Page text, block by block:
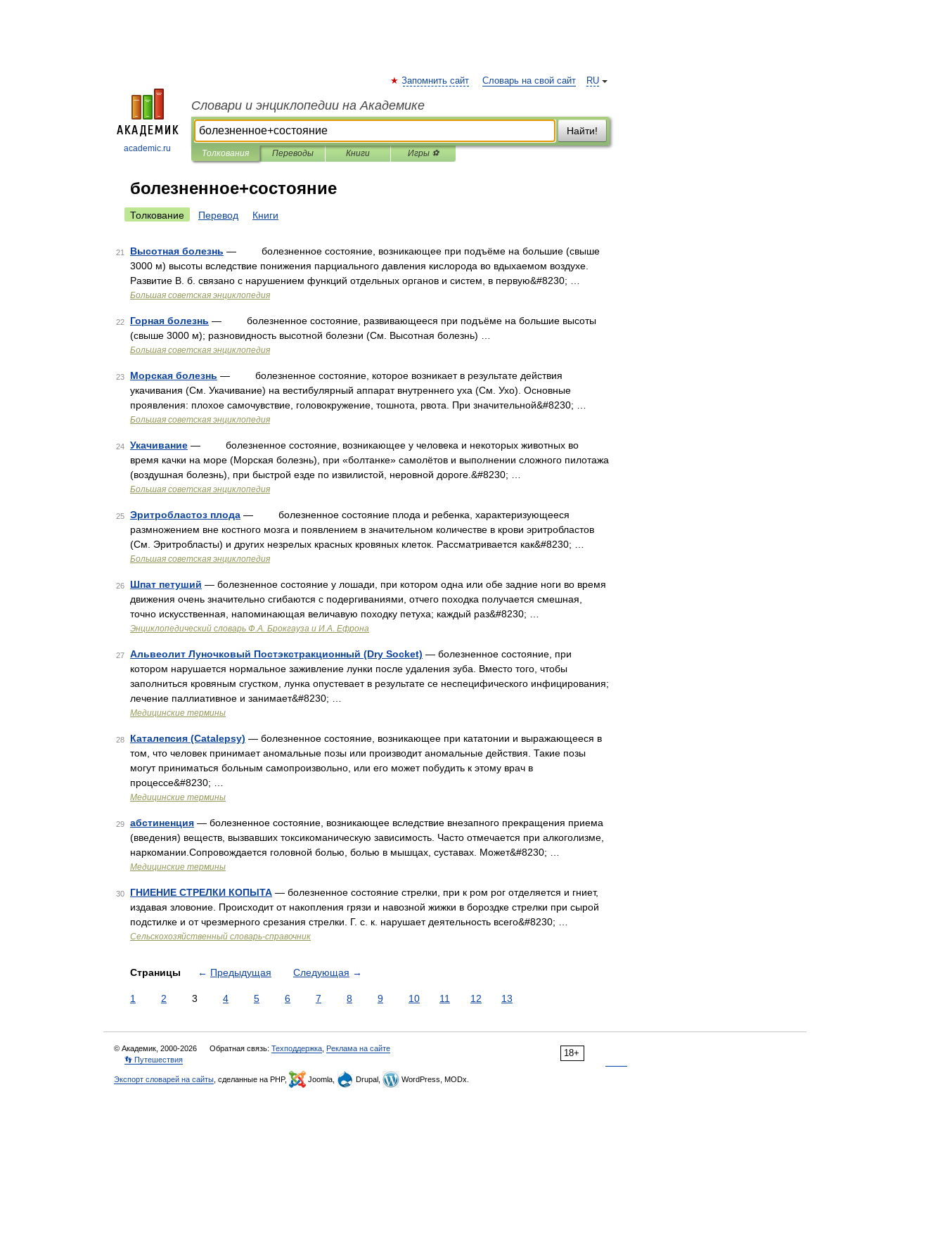
academic.ru
RU
Запомнить сайт Словарь на свой сайт
Словари и энциклопедии на Академике
Найти!
Толкования Переводы Книги Игры ⚽
болезненное+состояние
Толкование Перевод Книги
21 Высотная болезнь — болезненное состояние, возникающее при подъёме на большие (свыше
3000 м) высоты вследствие понижения парциального давления кислорода во вдыхаемом воздухе.
Развитие В. б. связано с нарушением функций отдельных органов и систем, в первую&#8230; …
Большая советская энциклопедия
22 Горная болезнь — болезненное состояние, развивающееся при подъёме на большие высоты
(свыше 3000 м); разновидность высотной болезни (См. Высотная болезнь) …
Большая советская энциклопедия
23 Морская болезнь — болезненное состояние, которое возникает в результате действия
укачивания (См. Укачивание) на вестибулярный аппарат внутреннего уха (См. Ухо). Основные
проявления: плохое самочувствие, головокружение, тошнота, рвота. При значительной&#8230; …
Большая советская энциклопедия
24 Укачивание — болезненное состояние, возникающее у человека и некоторых животных во
время качки на море (Морская болезнь), при «болтанке» самолётов и выполнении сложного пилотажа
(воздушная болезнь), при быстрой езде по извилистой, неровной дороге.&#8230; …
Большая советская энциклопедия
25 Эритробластоз плода — болезненное состояние плода и ребенка, характеризующееся
размножением вне костного мозга и появлением в значительном количестве в крови эритробластов
(См. Эритробласты) и других незрелых красных кровяных клеток. Рассматривается как&#8230; …
Большая советская энциклопедия
26 Шпат петуший — болезненное состояние у лошади, при котором одна или обе задние ноги во время
движения очень значительно сгибаются с подергиваниями, отчего походка получается смешная,
точно искусственная, напоминающая величавую походку петуха; каждый раз&#8230; …
Энциклопедический словарь Ф.А. Брокгауза и И.А. Ефрона
27 Альвеолит Луночковый Постэкстракционный (Dry Socket) — болезненное состояние, при
котором нарушается нормальное заживление лунки после удаления зуба. Вместо того, чтобы
заполниться кровяным сгустком, лунка опустевает в результате се неспецифического инфицирования;
лечение паллиативное и занимает&#8230; …
Медицинские термины
28 Каталепсия (Catalepsy) — болезненное состояние, возникающее при кататонии и выражающееся в
том, что человек принимает аномальные позы или производит аномальные действия. Такие позы
могут приниматься больным самопроизвольно, или его может побудить к этому врач в
процессе&#8230; …
Медицинские термины
29 абстиненция — болезненное состояние, возникающее вследствие внезапного прекращения приема
(введения) веществ, вызвавших токсикоманическую зависимость. Часто отмечается при алкоголизме,
наркомании.Сопровождается головной болью, болью в мышцах, суставах. Может&#8230; …
Медицинские термины
30 ГНИЕНИЕ СТРЕЛКИ КОПЫТА — болезненное состояние стрелки, при к ром рог отделяется и гниет,
издавая зловоние. Происходит от накопления грязи и навозной жижки в бороздке стрелки при сырой
подстилке и от чрезмерного срезания стрелки. Г. с. к. нарушает деятельность всего&#8230; …
Сельскохозяйственный словарь-справочник
Страницы ← Предыдущая Следующая →
1 2 3 4 5 6 7 8 9 10 11 12 13
18+
© Академик, 2000-2026 Обратная связь: Техподдержка Реклама на сайте
👣 Путешествия
Экспорт словарей на сайты , сделанные на PHP, Joomla, Drupal, WordPress, MODx.